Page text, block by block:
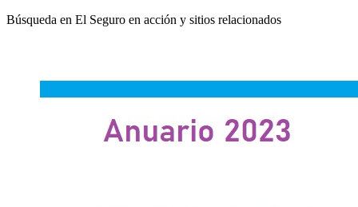
Búsqueda en El Seguro en acción y sitios relacionados